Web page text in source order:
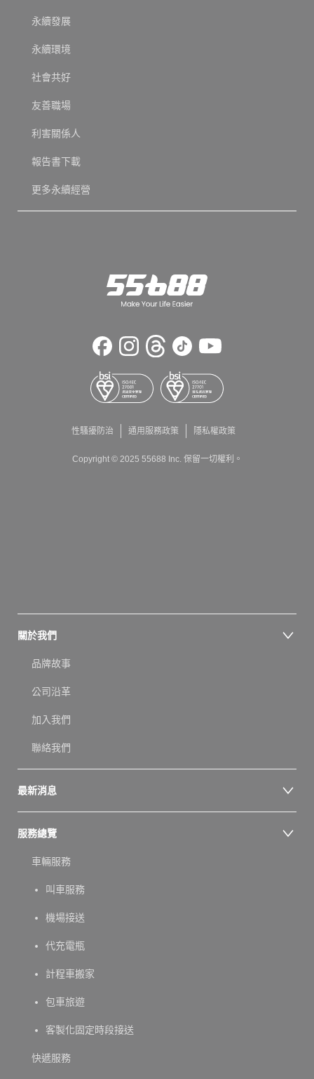
永續發展
永續環境
社會共好
友善職場
利害關係人
報告書下載
更多永續經營
Copyright © 2025 55688 Inc. 保留一切權利。
性騷擾防治 通用服務政策 隱私權政策
關於我們
品牌故事
公司沿革
加入我們
聯絡我們
最新消息
服務總覽
車輛服務
叫車服務
機場接送
代充電瓶
計程車搬家
包車旅遊
客製化固定時段接送
快遞服務